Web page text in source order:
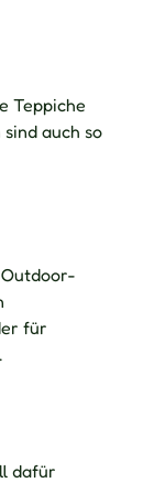
Teppiche
auch so
für
dafür